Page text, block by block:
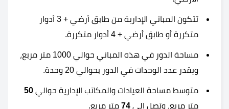
تتكون المباني الإدارية من طابق أرضي + 3 أدوار
متكررة أو طابق أرضي + 4 أدوار متكررة.
مساحة الدور في هذه المباني حوالي 1000 متر مربع،
ويقدر عدد الوحدات في الدور بحوالي 20 وحدة.
متوسط مساحة العيادات والمكاتب الإدارية حوالي 50
متر مربع، وتصل إلى 74 متر مربع.